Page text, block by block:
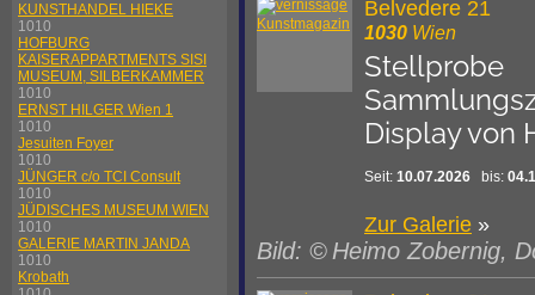
KUNSTHANDEL HIEKE
1010
HOFBURG
KAISERAPPARTMENTS SISI
MUSEUM, SILBERKAMMER
1010
ERNST HILGER Wien 1
1010
Jesuiten Foyer
1010
JÜNGER c/o TCI Consult
1010
JÜDISCHES MUSEUM WIEN
1010
GALERIE MARTIN JANDA
1010
Krobath
Belvedere 21
1030 Wien
Stellprobe
Display von
Seit: 10.07.2026 bis:
Zur Galerie »
Bild: © Heimo Zobernig,